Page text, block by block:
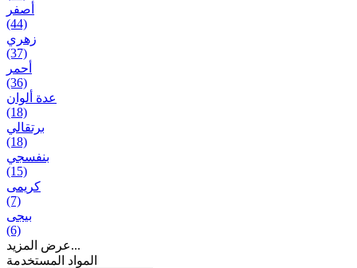
أصفر
(44)
زهري
(37)
أحمر
(36)
عدة ألوان
(18)
برتقالي
(18)
بنفسجي
(15)
کریمی
(7)
بيجی
(6)
عرض المزيد...
المواد المستخدمة